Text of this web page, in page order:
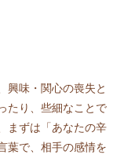
興味・関心の喪失と
たり、些細なことで
まずは「あなたの辛
葉で、相手の感情を